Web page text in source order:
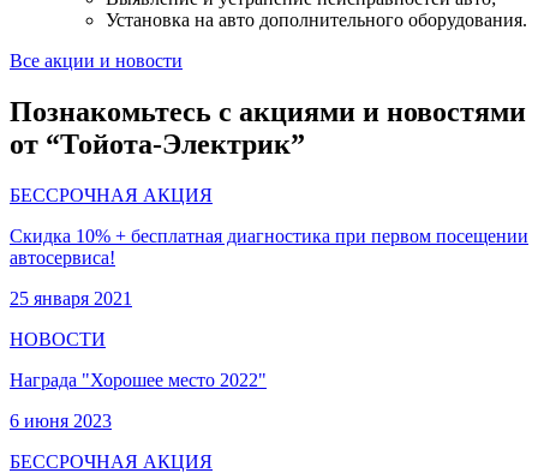
Установка на авто дополнительного оборудования.
Все акции и новости
Познакомьтесь с акциями и новостями
от “Тойота-Электрик”
БЕССРОЧНАЯ АКЦИЯ
Скидка 10% + бесплатная диагностика при первом посещении
автосервиса!
25 января 2021
НОВОСТИ
Награда "Хорошее место 2022"
6 июня 2023
БЕССРОЧНАЯ АКЦИЯ